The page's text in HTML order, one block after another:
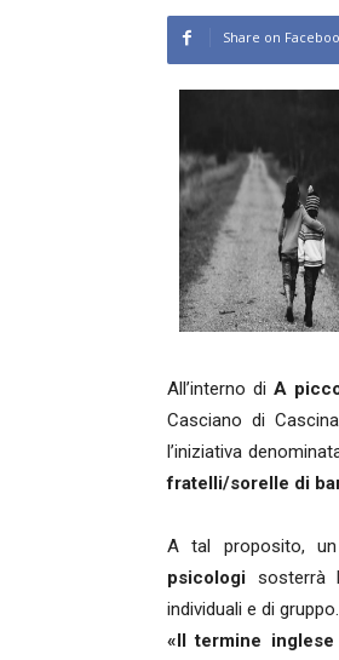
Share on
All’interno di A
Casciano di
l’iniziativa
fratelli/sorelle di
A tal proposito,
psicologi sosterrà
individuali e di gruppo.
«Il termine